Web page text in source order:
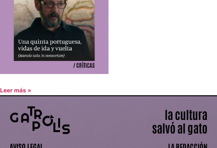
Leer más »
la cultura
salvó al gato